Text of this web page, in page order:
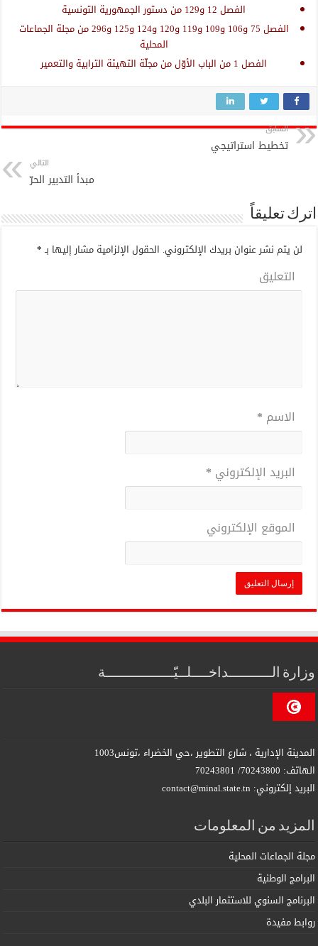
الفصل 12 و129 من دستور الجمهورية التونسية
الفصل 75 و106 و109 و119 و120 و124 و125 و296 من مجلة الجماعات
المحلية
الفصل 1 من الباب الأوّل من مجلّة التهيئة الترابية والتعمير
السابق
تخطيط استراتيجي
التالي
مبدأ التدبير الحرّ
اترك تعليقاً
لن يتم نشر عنوان بريدك الإلكتروني. الحقول الإلزامية مشار إليها بـ*
التعليق
الاسم *
البريد الإلكتروني *
الموقع الإلكتروني
وزارة الــــــــــداخــــلــيّــــــــــــــــة
المدينة الإدارية ، شارع التطوير ،حي الخضراء ،تونس1003
الهاتف: 70243800/ 70243801
البريد إلكتروني: contact@minal.state.tn
المزيد من المعلومات
مجلة الجماعات المحلية
البرامج الوطنية
البرنامج السنوي للاستثمار البلدي
روابط مفيدة